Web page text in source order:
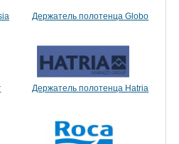
Держатель полотенца Globo
Держатель полотенца Hatria